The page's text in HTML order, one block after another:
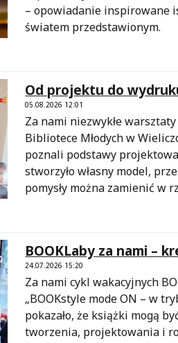
– opowiadanie inspirowane
światem przedstawionym.
Od projektu do
05.08.2026 12:01
Za nami niezwykłe
Bibliotece Młodych w
poznali podstawy
stworzyło własny model,
pomysły można zamienić w
BOOKLaby za nami –
24.07.2026 15:20
Za nami cykl wakacyjnych
„BOOKstyle mode ON – w
pokazało, że książki mogą
tworzenia, projektowania i